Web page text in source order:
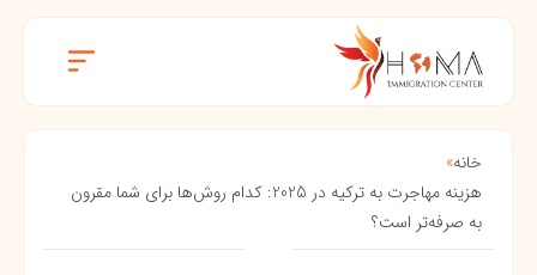
خانه»
هزینه مهاجرت به ترکیه در 2025: کدام روش‌ها برای شما مقرون
به صرفه‌تر است؟